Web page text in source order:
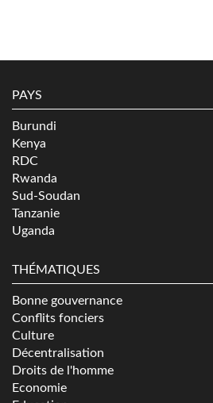
PAYS
Burundi
Kenya
RDC
Rwanda
Sud-Soudan
Tanzanie
Uganda
THÉMATIQUES
Bonne gouvernance
Conflits fonciers
Culture
Décentralisation
Droits de l'homme
Economie